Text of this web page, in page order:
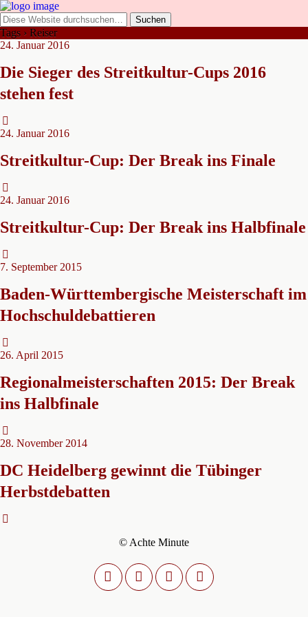
Tags › Reiser
24. Januar 2016
Die Sieger des Streitkultur-Cups 2016
stehen fest
24. Januar 2016
Streitkultur-Cup: Der Break ins Finale
24. Januar 2016
Streitkultur-Cup: Der Break ins Halbfinale
7. September 2015
Baden-Württembergische Meisterschaft im
Hochschuldebattieren
26. April 2015
Regionalmeisterschaften 2015: Der Break
ins Halbfinale
28. November 2014
DC Heidelberg gewinnt die Tübinger
Herbstdebatten
© Achte Minute